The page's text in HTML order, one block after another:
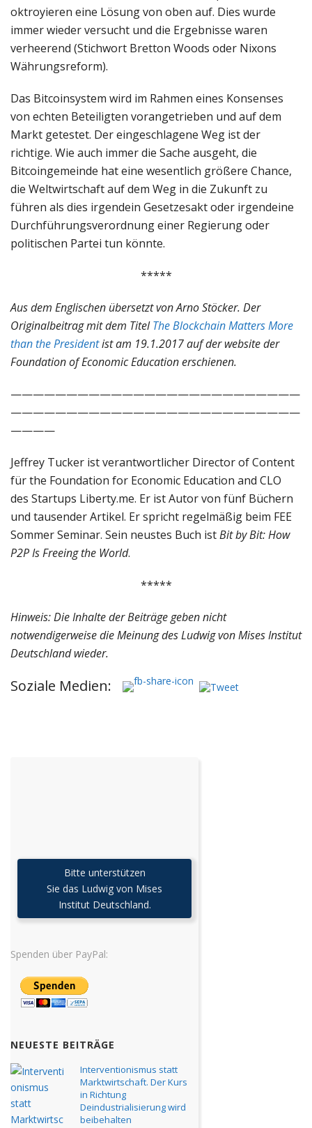
oktroyieren eine Lösung von oben auf. Dies wurde
immer wieder versucht und die Ergebnisse waren
verheerend (Stichwort Bretton Woods oder Nixons
Währungsreform).
Das Bitcoinsystem wird im Rahmen eines Konsenses
von echten Beteiligten vorangetrieben und auf dem
Markt getestet. Der eingeschlagene Weg ist der
richtige. Wie auch immer die Sache ausgeht, die
Bitcoingemeinde hat eine wesentlich größere Chance,
die Weltwirtschaft auf dem Weg in die Zukunft zu
führen als dies irgendein Gesetzesakt oder irgendeine
Durchführungsverordnung einer Regierung oder
politischen Partei tun könnte.
*****
Aus dem Englischen übersetzt von Arno Stöcker. Der
Originalbeitrag mit dem TitelThe Blockchain Matters More
than the Presidentist am 19.1.2017 auf der website der
Foundation of Economic Education erschienen.
——————————————————————————
——————————————————————————
————
Jeffrey Tucker ist verantwortlicher Director of Content
für the Foundation for Economic Education and CLO
des Startups Liberty.me. Er ist Autor von fünf Büchern
und tausender Artikel. Er spricht regelmäßig beim FEE
Sommer Seminar. Sein neustes Buch istBit by Bit: How
P2P Is Freeing the World.
*****
Hinweis: Die Inhalte der Beiträge geben nicht
notwendigerweise die Meinung des Ludwig von Mises Institut
Deutschland wieder.
Soziale Medien:
Bitte unterstützen
Sie das Ludwig von Mises
Institut Deutschland.
Spenden über PayPal:
NEUESTE BEITRÄGE
Interventionismus statt
Marktwirtschaft. Der Kurs
in Richtung
Deindustrialisierung wird
beibehalten